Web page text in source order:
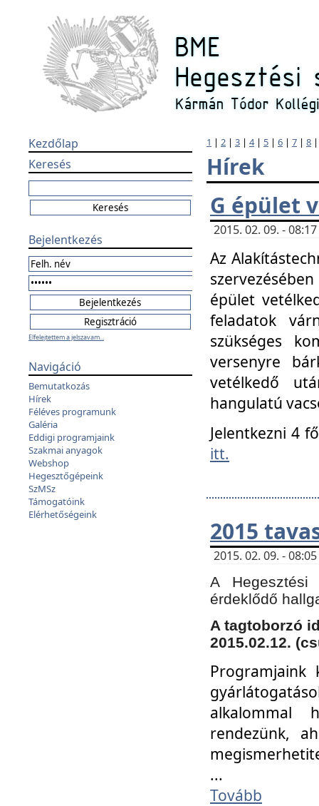
Kezdőlap
Keresés
Bejelentkezés
Elfelejtettem a jelszavam...
Navigáció
Bemutatkozás
Hírek
Féléves programunk
Galéria
Eddigi programjaink
Szakmai anyagok
Webshop
Hegesztőgépeink
SzMSz
Támogatóink
Elérhetőségeink
1 | 2 | 3 | 4| 5 | 6 | 7 | 8
Hírek
G épület
2015. 02. 09. -
Az
épület
feladatok
szükséges
versenyre
vetélkedő
hangulatú
Jelentkezni 4
itt.
2015
2015. 02. 09. -
A
érdeklődő
A tagtoborzó
2015.02.12.
Programjaink
alkalommal
rendezünk,
...
Tovább